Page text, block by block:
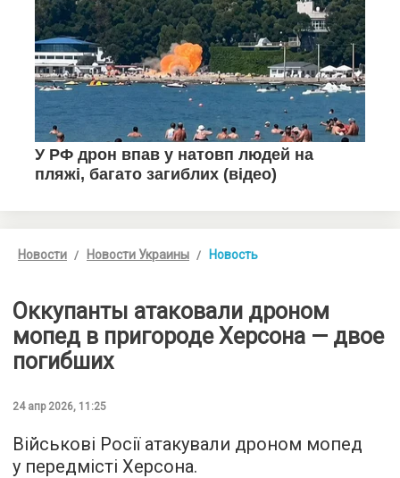
Новости Новости Украины Новость
Оккупанты атаковали дроном
мопед в пригороде Херсона — двое
погибших
24 апр 2026, 11:25
Військові Росії атакували дроном мопед
у передмісті Херсона.